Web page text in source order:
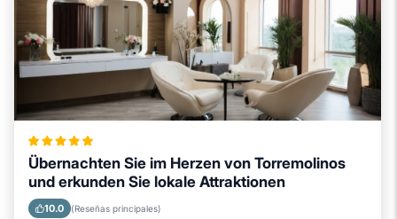
Übernachten Sie im Herzen von Torremolinos
und erkunden Sie lokale Attraktionen
10.0 (Reseñas principales)